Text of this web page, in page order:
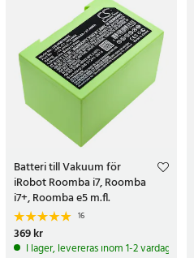
Batteri till Vakuum för
iRobot Roomba i7, Roomba
i7+, Roomba e5 m.fl.
16
Pris:369 kr
369 kr
I lager, levereras inom 1-2 vardagar